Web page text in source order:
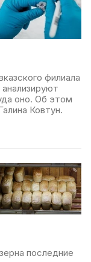
филиала
оно. Об этом
Ковтун.
последние